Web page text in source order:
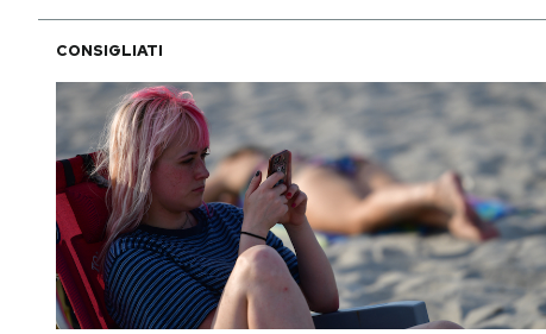
CONSIGLIATI